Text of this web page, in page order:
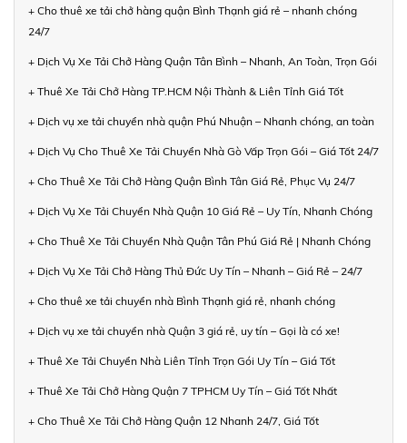
+ Cho thuê xe tải chở hàng quận Bình Thạnh giá rẻ – nhanh chóng
24/7
+ Dịch Vụ Xe Tải Chở Hàng Quận Tân Bình – Nhanh, An Toàn, Trọn Gói
+ Thuê Xe Tải Chở Hàng TP.HCM Nội Thành & Liên Tỉnh Giá Tốt
+ Dịch vụ xe tải chuyển nhà quận Phú Nhuận – Nhanh chóng, an toàn
+ Dịch Vụ Cho Thuê Xe Tải Chuyển Nhà Gò Vấp Trọn Gói – Giá Tốt 24/7
+ Cho Thuê Xe Tải Chở Hàng Quận Bình Tân Giá Rẻ, Phục Vụ 24/7
+ Dịch Vụ Xe Tải Chuyển Nhà Quận 10 Giá Rẻ – Uy Tín, Nhanh Chóng
+ Cho Thuê Xe Tải Chuyển Nhà Quận Tân Phú Giá Rẻ | Nhanh Chóng
+ Dịch Vụ Xe Tải Chở Hàng Thủ Đức Uy Tín – Nhanh – Giá Rẻ – 24/7
+ Cho thuê xe tải chuyển nhà Bình Thạnh giá rẻ, nhanh chóng
+ Dịch vụ xe tải chuyển nhà Quận 3 giá rẻ, uy tín – Gọi là có xe!
+ Thuê Xe Tải Chuyển Nhà Liên Tỉnh Trọn Gói Uy Tín – Giá Tốt
+ Thuê Xe Tải Chở Hàng Quận 7 TPHCM Uy Tín – Giá Tốt Nhất
+ Cho Thuê Xe Tải Chở Hàng Quận 12 Nhanh 24/7, Giá Tốt